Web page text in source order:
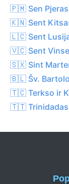
🇵🇲 Sen Pjeras
🇰🇳 Sent
🇱🇨 Sent
🇻🇨 Sent
🇸🇽 Sint
🇧🇱 Šv.
🇹🇨 Terkso ir
🇹🇹 Trinidadas